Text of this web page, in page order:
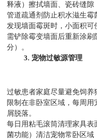
释液）擦拭墙面、瓷砖缝隙
管道疏通剂防止积水滋生霉
发现墙面霉斑时，小面积可
需铲除霉变墙面后重新涂
分）。
3. 宠物过敏源管理
过敏患者家庭尽量避免饲
限制在非卧室区域，每周
屑脱落。
每日用粘毛滚筒清理家具
菌功能）清洁宠物常卧区域